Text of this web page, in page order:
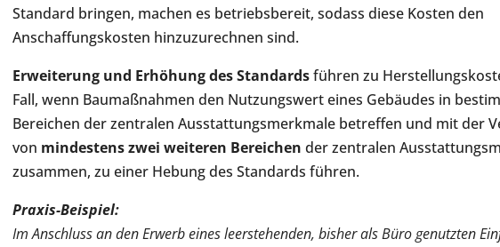
Standard bringen, machen es betriebsbereit, sodass diese Kosten den
Anschaffungskosten hinzuzurechnen sind.
Erweiterung und Erhöhung des Standardsführen zu
Fall, wenn Baumaßnahmen den Nutzungswert eines Gebäudes in
Bereichen der zentralen Ausstattungsmerkmale betreffen und mit der
von mindestens zwei weiteren Bereichen der zentralen
zusammen, zu einer Hebung des Standards führen.
Praxis-Beispiel:
Im Anschluss an den Erwerb eines leerstehenden, bisher als Büro genutzten